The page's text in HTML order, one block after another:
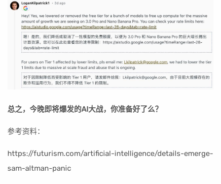
总之，今晚即将爆发的AI大战，你准备好了么？
参考资料：
https://futurism.com/artificial-intelligence/details-emerge-
sam-altman-panic